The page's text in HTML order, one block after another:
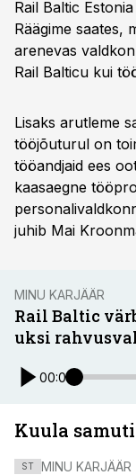
Rail Baltic
Räägime saates,
arenevas
Rail Balticu kui
Lisaks arutleme
tööjõuturul on
tööandjaid ees
kaasaegne
juhib Mai
MINU KARJÄÄR
Rail Baltic
uksi
00:00
Kuula samuti
ST MINU KARJÄÄR